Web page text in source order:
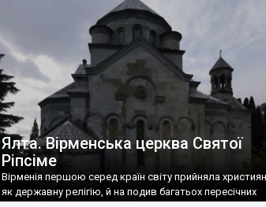
називаються «повстяками» (postaki)…” “Вино. Крим
виробляє відмінне вино і його вдосталь: воно все
легке біле і дуже […]
Ялта. Вірменська церква Святої
Ріпсіме
Вірменія першою серед країн світу прийняла
як державну релігію, й на подив багатьох пересічних